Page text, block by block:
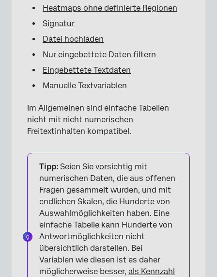
Heatmaps ohne definierte Regionen
Signatur
Datei hochladen
Nur eingebettete Daten filtern
Eingebettete Textdaten
Manuelle Textvariablen
Im Allgemeinen sind einfache Tabellen
nicht mit nicht numerischen
Freitextinhalten kompatibel.
Tipp: Seien Sie vorsichtig mit
numerischen Daten, die aus offenen
Fragen gesammelt wurden, und mit
endlichen Skalen, die Hunderte von
Auswahlmöglichkeiten haben. Eine
einfache Tabelle kann Hunderte von
Antwortmöglichkeiten nicht
übersichtlich darstellen. Bei
Variablen wie diesen ist es daher
möglicherweise besser, als Kennzahl